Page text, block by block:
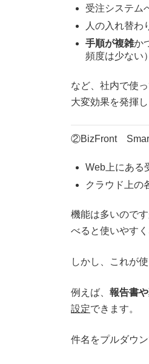
受注システム
人の入れ替わ
手順が複雑か
頻度は少ない）
など、社内で使
大変効果を発揮し
②BizFront
Web上にある
クラウド上の
機能は多いので
べると使いやす
しかし、これが
例えば、 報告書
設定できます。
件名をプルダウ